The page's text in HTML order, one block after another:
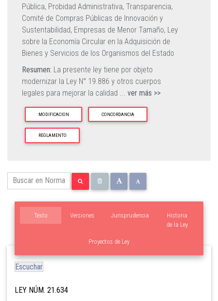
Pública, Probidad Administrativa, Transparencia,
Comité de Compras Públicas de Innovación y
Sustentabilidad, Empresas de Menor Tamaño, Ley
sobre la Economía Circular en la Adquisición de
Bienes y Servicios de los Organismos del Estado
Resumen: La presente ley tiene por objeto
modernizar la Ley N° 19.886 y otros cuerpos
legales para mejorar la calidad ... ver más >>
MODIFICACION CONCORDANCIA
REGLAMENTO
Texto Versiones Jurisprudencia
Proyectos de Ley
Historia
de la Ley
Escuchar
LEY NÚM. 21.634